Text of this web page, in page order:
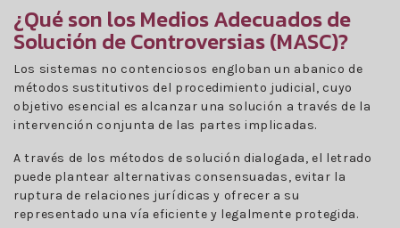
¿Qué son los Medios Adecuados de
Solución de Controversias (MASC)?
Los sistemas no contenciosos engloban un abanico de
métodos sustitutivos del procedimiento judicial, cuyo
objetivo esencial es alcanzar una solución a través de la
intervención conjunta de las partes implicadas.
A través de los métodos de solución dialogada, el letrado
puede plantear alternativas consensuadas, evitar la
ruptura de relaciones jurídicas y ofrecer a su
representado una vía eficiente y legalmente protegida.